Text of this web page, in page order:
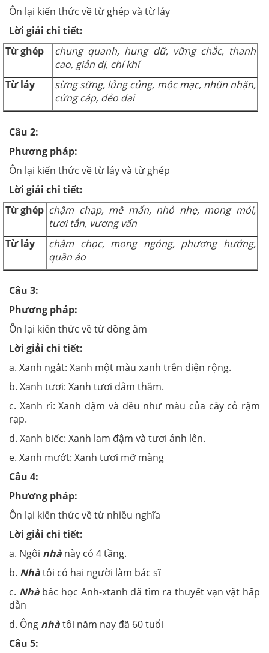
Ôn lại kiến thức về từ ghép và từ láy
Lời giải chi tiết:
Từ ghép
chung quanh, hung dữ, vững chắc, thanh
cao, giản dị, chí khí
Từ láy
sừng sững, lủng củng, mộc mạc, nhũn nhặn,
cứng cáp, dẻo dai
Câu 2:
Phương pháp:
Ôn lại kiến thức về từ láy và từ ghép
Lời giải chi tiết:
Từ ghép chậm chạp, mê mẩn, nhỏ nhẹ, mong mỏi,
tươi tắn, vương vấn
Từ láy
châm chọc, mong ngóng, phương hướng,
quần áo
Câu 3:
Phương pháp:
Ôn lại kiến thức về từ đồng âm
Lời giải chi tiết:
a. Xanh ngắt: Xanh một màu xanh trên diện rộng.
b. Xanh tươi: Xanh tươi đằm thắm.
c. Xanh rì: Xanh đậm và đều như màu của cây cỏ rậm
rạp.
d. Xanh biếc: Xanh lam đậm và tươi ánh lên.
e. Xanh mướt: Xanh tươi mỡ màng
Câu 4:
Phương pháp:
Ôn lại kiến thức về từ nhiều nghĩa
Lời giải chi tiết:
a. Ngôi nhà này có 4 tầng.
b. Nhàtôi có hai người làm bác sĩ
c. Nhàbác học Anh-xtanh đã tìm ra thuyết vạn vật hấp
dẫn
d. Ông nhàtôi năm nay đã 60 tuổi
Câu 5: